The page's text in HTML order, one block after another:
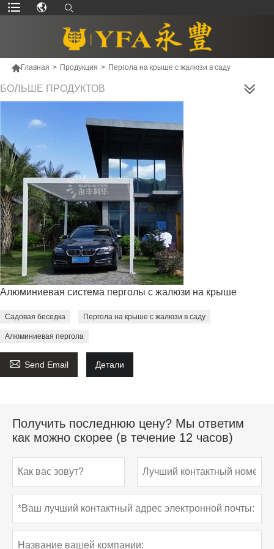
Главная > Продукция > Пергола на крыше с жалюзи в саду
БОЛЬШЕ ПРОДУКТОВ
Алюминиевая система перголы с жалюзи на крыше
Садовая беседка Пергола на крыше с жалюзи в саду
Алюминиевая пергола
 Send Email Детали
Получить последнюю цену? Мы ответим
как можно скорее (в течение 12 часов)